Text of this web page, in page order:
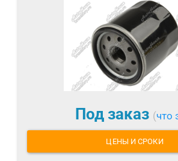
Под заказ (что
ЦЕНЫ И СРОКИ